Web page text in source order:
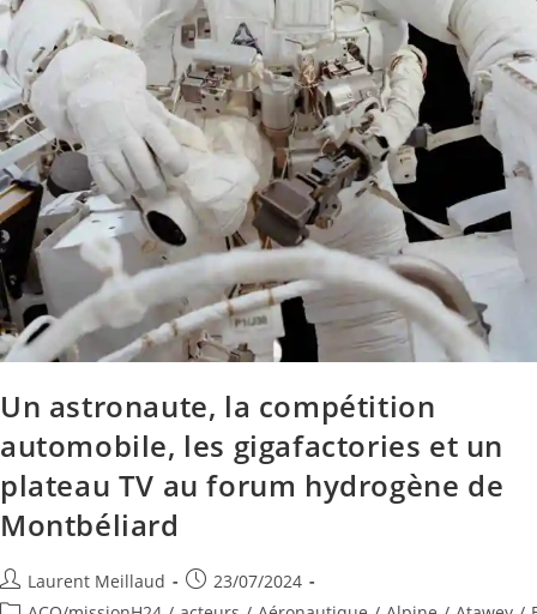
Un astronaute, la compétition
automobile, les gigafactories et un
plateau TV au forum hydrogène de
Montbéliard
Laurent Meillaud
23/07/2024